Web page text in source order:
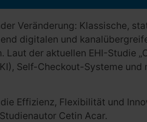
Veränderung: Klassische,
digitalen und
der aktuellen EHI-Studie
Self-Checkout-Systeme und
Effizienz, Flexibilität und
Cetin Acar.